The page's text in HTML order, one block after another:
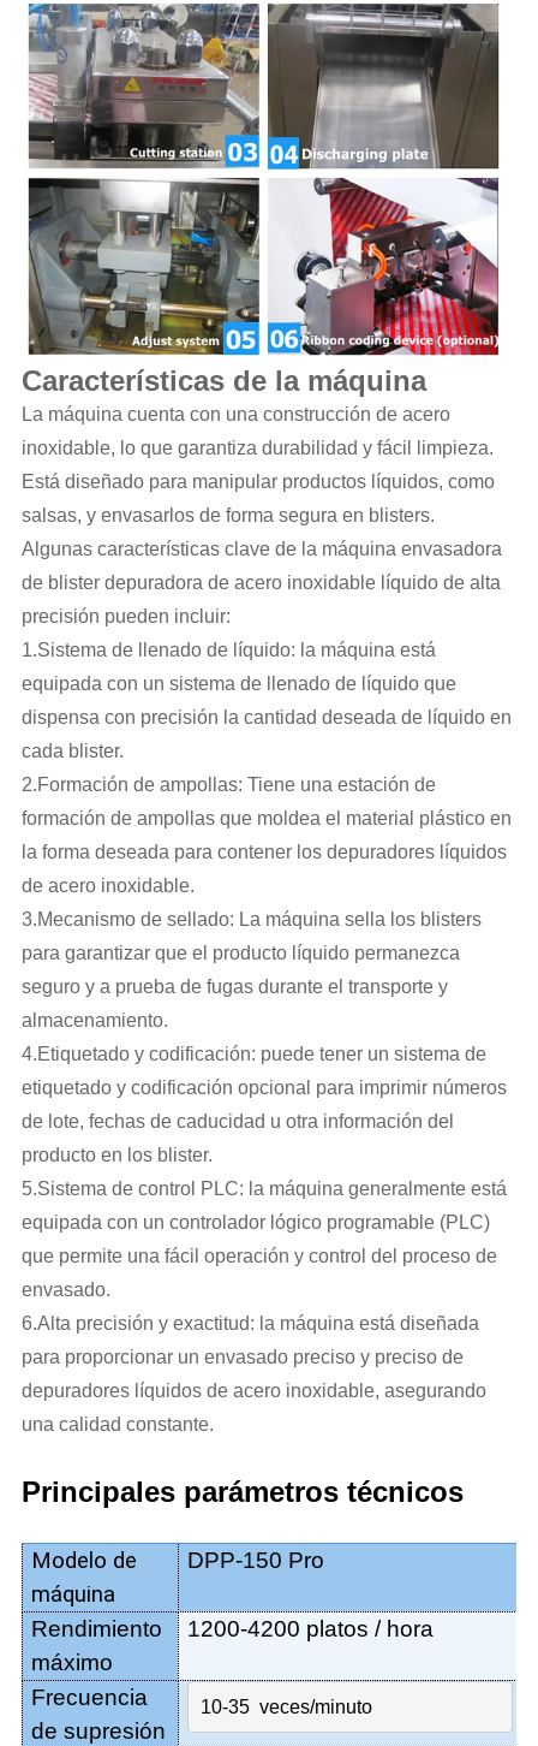
Características de la máquina
La máquina cuenta con una construcción de acero
inoxidable, lo que garantiza durabilidad y fácil limpieza.
Está diseñado para manipular productos líquidos, como
salsas, y envasarlos de forma segura en blisters.
Algunas características clave de la máquina envasadora
de blister depuradora de acero inoxidable líquido de alta
precisión pueden incluir:
1.Sistema de llenado de líquido: la máquina está
equipada con un sistema de llenado de líquido que
dispensa con precisión la cantidad deseada de líquido en
cada blister.
2.Formación de ampollas: Tiene una estación de
formación de ampollas que moldea el material plástico en
la forma deseada para contener los depuradores líquidos
de acero inoxidable.
3.Mecanismo de sellado: La máquina sella los blisters
para garantizar que el producto líquido permanezca
seguro y a prueba de fugas durante el transporte y
almacenamiento.
4.Etiquetado y codificación: puede tener un sistema de
etiquetado y codificación opcional para imprimir números
de lote, fechas de caducidad u otra información del
producto en los blister.
5.Sistema de control PLC: la máquina generalmente está
equipada con un controlador lógico programable (PLC)
que permite una fácil operación y control del proceso de
envasado.
6.Alta precisión y exactitud: la máquina está diseñada
para proporcionar un envasado preciso y preciso de
depuradores líquidos de acero inoxidable, asegurando
una calidad constante.
Principales parámetros técnicos
Modelo de
máquina
DPP-150 Pro
Rendimiento
máximo
1200-4200 platos / hora
Frecuencia
de supresión
10-35 veces/minuto